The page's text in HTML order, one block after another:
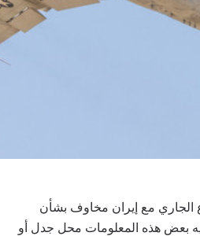
الجاري مع إيران مخاوف بشأن
بعض هذه المعلومات محل جدل أو